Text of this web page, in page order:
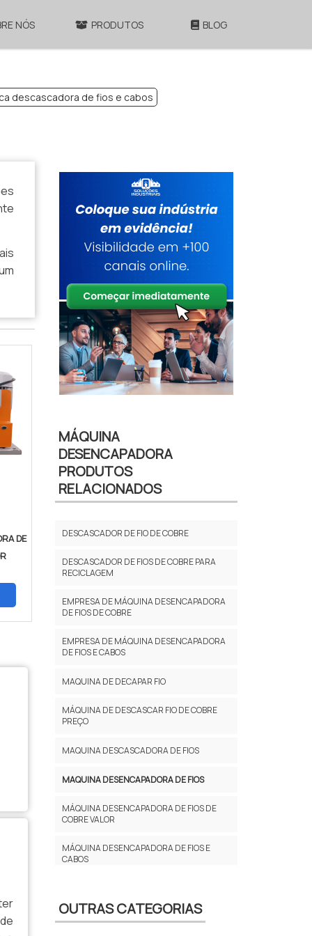
NÓS PRODUTOS BLOG
descascadora de fios e cabos
DE
MÁQUINA
DESENCAPADORA
PRODUTOS
RELACIONADOS
DESCASCADOR DE FIO DE COBRE
DESCASCADOR DE FIOS DE COBRE PARA
RECICLAGEM
EMPRESA DE MÁQUINA DESENCAPADORA
DE FIOS DE COBRE
EMPRESA DE MÁQUINA DESENCAPADORA
DE FIOS E CABOS
MAQUINA DE DECAPAR FIO
MÁQUINA DE DESCASCAR FIO DE COBRE
PREÇO
MAQUINA DESCASCADORA DE FIOS
MAQUINA DESENCAPADORA DE FIOS
MÁQUINA DESENCAPADORA DE FIOS DE
COBRE VALOR
MÁQUINA DESENCAPADORA DE FIOS E
CABOS
OUTRAS CATEGORIAS